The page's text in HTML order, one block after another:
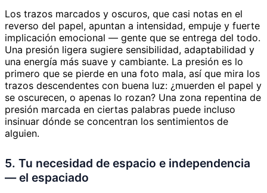
Los trazos marcados y oscuros, que casi notas en el
reverso del papel, apuntan a intensidad, empuje y fuerte
implicación emocional — gente que se entrega del todo.
Una presión ligera sugiere sensibilidad, adaptabilidad y
una energía más suave y cambiante. La presión es lo
primero que se pierde en una foto mala, así que mira los
trazos descendentes con buena luz: ¿muerden el papel y
se oscurecen, o apenas lo rozan? Una zona repentina de
presión marcada en ciertas palabras puede incluso
insinuar dónde se concentran los sentimientos de
alguien.
5. Tu necesidad de espacio e independencia
— el espaciado